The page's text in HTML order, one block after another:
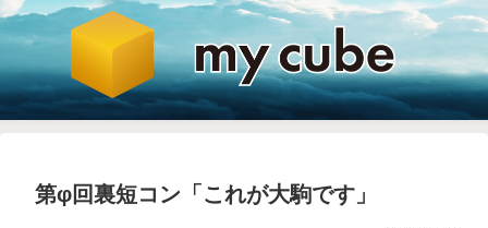
第φ回裏短コン「これが大駒です」